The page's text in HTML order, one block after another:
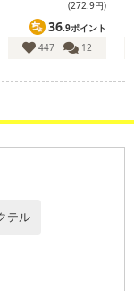
発送完了後、配送
います。
ってご指定できる
(272 .9円)
36.9ポイント
447
12
テル